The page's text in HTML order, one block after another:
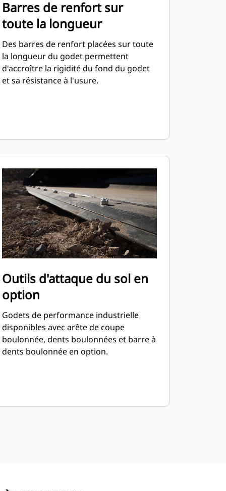
Barres de renfort sur
toute la longueur
Des barres de renfort placées sur toute
la longueur du godet permettent
d'accroître la rigidité du fond du godet
et sa résistance à l'usure.
Outils d'attaque du sol en
option
Godets de performance industrielle
disponibles avec arête de coupe
boulonnée, dents boulonnées et barre à
dents boulonnée en option.